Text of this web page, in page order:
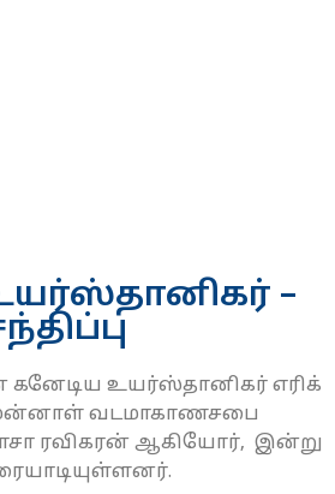
–
கனேடிய உயர்ஸ்தானிகர் எரிக்
வடமாகாணசபை
ரவிகரன் ஆகியோர், இன்று